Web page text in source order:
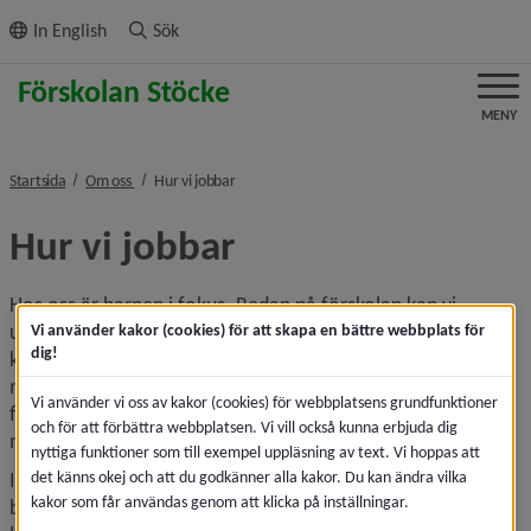
innehållet
In English Sök
MENY
Startsida Om oss nivå i brödsmulenavigeringen
Hur vi jobbarnivå i brödsmulenavigeringen
Hur vi jobbar
Hos oss är barnen i fokus. Redan på förskolan kan vi
upptäcka behov och sätta in tidiga insatser. Genom att vi
kan följa barnen från förskolan till årskurs 6 kan vi tidigt
möta varje barns behov och därmed skapa goda
förutsättningar för varje barn att utvecklas och nå skolans
mål.
I Stöckes alla verksamheter arbetar personalen för att alla
barn och elever ska ha möjlighet till en god grund för sitt
Vi använder kakor (cookies) för att skapa en bättre webbplats för
dig!
Vi använder vi oss av kakor (cookies) för webbplatsens grundfunktioner
och för att förbättra webbplatsen. Vi vill också kunna erbjuda dig
nyttiga funktioner som till exempel uppläsning av text. Vi hoppas att
det känns okej och att du godkänner alla kakor. Du kan ändra vilka
kakor som får användas genom att klicka på inställningar.